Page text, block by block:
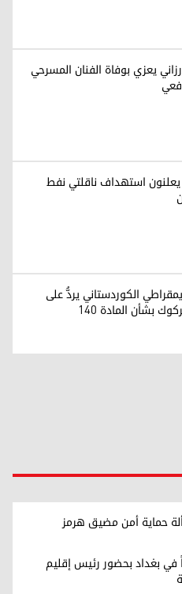
يعزي بوفاة الفنان المسرحي
يعلنون استهداف ناقلتي نفط
الكوردستاني يردُّ على
بشأن المادة 140
حماية أمن مضيق هرمز
في بغداد بحضور رئيس إقليم